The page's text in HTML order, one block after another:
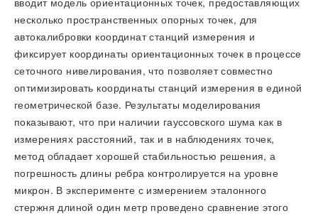
несколько пространственных опорных точек, для
автокалибровки координат станций измерения и
фиксирует координаты ориентационных точек в процессе
сеточного нивелирования, что позволяет совместно
оптимизировать координаты станций измерения в единой
геометрической базе. Результаты моделирования
показывают, что при наличии гауссовского шума как в
измерениях расстояний, так и в наблюдениях точек,
метод обладает хорошей стабильностью решения, а
погрешность длины ребра контролируется на уровне
микрон. В эксперименте с измерением эталонного
стержня длиной один метр проведено сравнение этого